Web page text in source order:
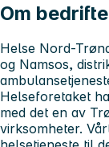
Om
Helse Nord-
og Namsos,
Helseforetaket
med det en av
virksomheter.